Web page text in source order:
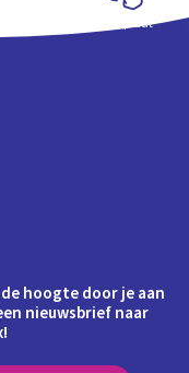
Schoolplaat
hoogte door je aan
nieuwsbrief naar